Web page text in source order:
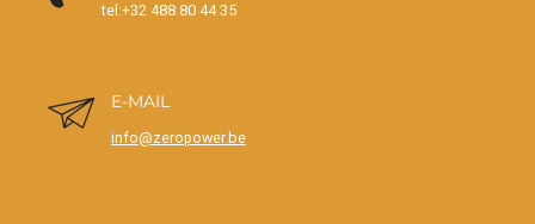
tel:+32 488 80 44 35
E-MAIL
info@zeropower.be